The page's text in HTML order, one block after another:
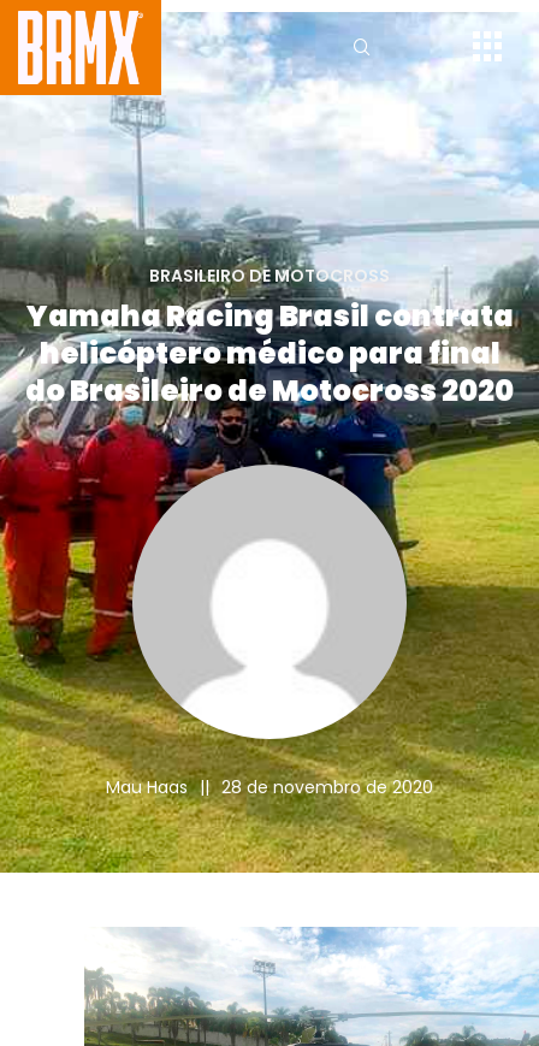
BRASILEIRO DE MOTOCROSS
Yamaha Racing Brasil contrata
helicóptero médico para final
do Brasileiro de Motocross 2020
Mau Haas || 28 de novembro de 2020